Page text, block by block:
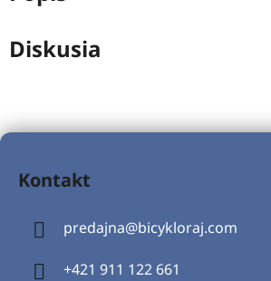
Diskusia
Z
Kontakt
predajna@bicykloraj.com
+421 911 122 661